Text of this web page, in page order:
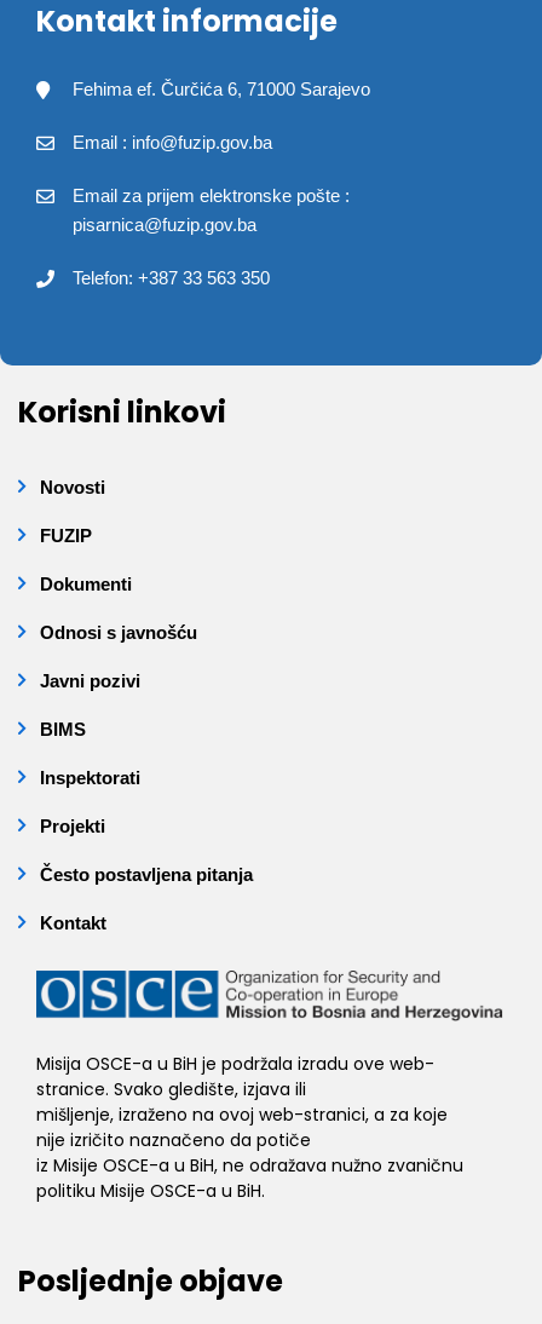
Kontakt informacije
Fehima ef. Čurčića 6, 71000 Sarajevo
Email : info@fuzip.gov.ba
Email za prijem elektronske pošte :
pisarnica@fuzip.gov.ba
Telefon: +387 33 563 350
Korisni linkovi
Novosti
FUZIP
Dokumenti
Odnosi s javnošću
Javni pozivi
BIMS
Inspektorati
Projekti
Često postavljena pitanja
Kontakt
Misija OSCE-a u BiH je podržala izradu ove web-
stranice. Svako gledište, izjava ili
mišljenje, izraženo na ovoj web-stranici, a za koje
nije izričito naznačeno da potiče
iz Misije OSCE-a u BiH, ne odražava nužno zvaničnu
politiku Misije OSCE-a u BiH.
Posljednje objave